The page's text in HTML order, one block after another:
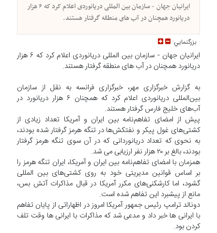
ایرانیان جهان - سازمان بین المللی دریانوردی اعلام کرد که ۶ هزار
دریانورد همچنان در آب های منطقه گرفتار هستند.
بزرگنمايي:
ایرانیان جهان - سازمان بین المللی دریانوردی اعلام کرد که ۶ هزار
دریانورد همچنان در آب های منطقه گرفتار هستند.
به گزارش خبرگزاری مهر، خبرگزاری فرانسه به نقل از سازمان
بین‌المللی دریانوردی اعلام کرد که همچنان ۶ هزار دریانورد در
آب‌های خلیج فارس گرفتار هستند.
پیش از امضای تفاهم‌نامه بین ایران و آمریکا تعداد زیادی از
کشتی‌های غول پیکر و نفتکش‌ها در تنگه هرمز گرفتار شده بودند،
به نحوی که تعداد دریانوردانی که در آن سوی تنگه هرمز گرفتار
بودند، بالغ بر ۲۰ هزار نفر ارزیابی می شد.
همزمان با امضای تفاهم‌نامه بین ایران و آمریکا، ایران تنگه هرمز را
بر اساس قوانین مدیریتی خود به روی کشتی‌های بین المللی
گشود، اما کارشکنی‌های مکرر آمریکا در قبال مذاکرات آتش بس،
مانع از پیشبرد این تفاهم شده است.
دونالد ترامپ رئیس جمهور آمریکا امروز در اظهاراتی از پایان تفاهم
با ایرانی ها خبر داد و مدعی شد که مذاکرات با ایرانی ها وقت تلف
کردن بود.